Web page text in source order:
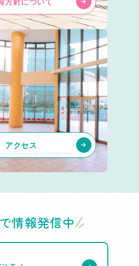
方針について
アクセス
情報発信中